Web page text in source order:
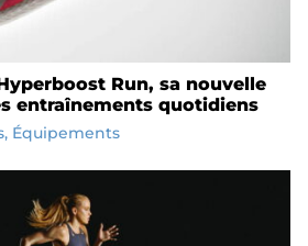
Run, sa nouvelle
entraînements quotidiens
, Équipements